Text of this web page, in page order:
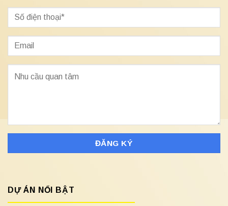
DỰ ÁN NỔI BẬT